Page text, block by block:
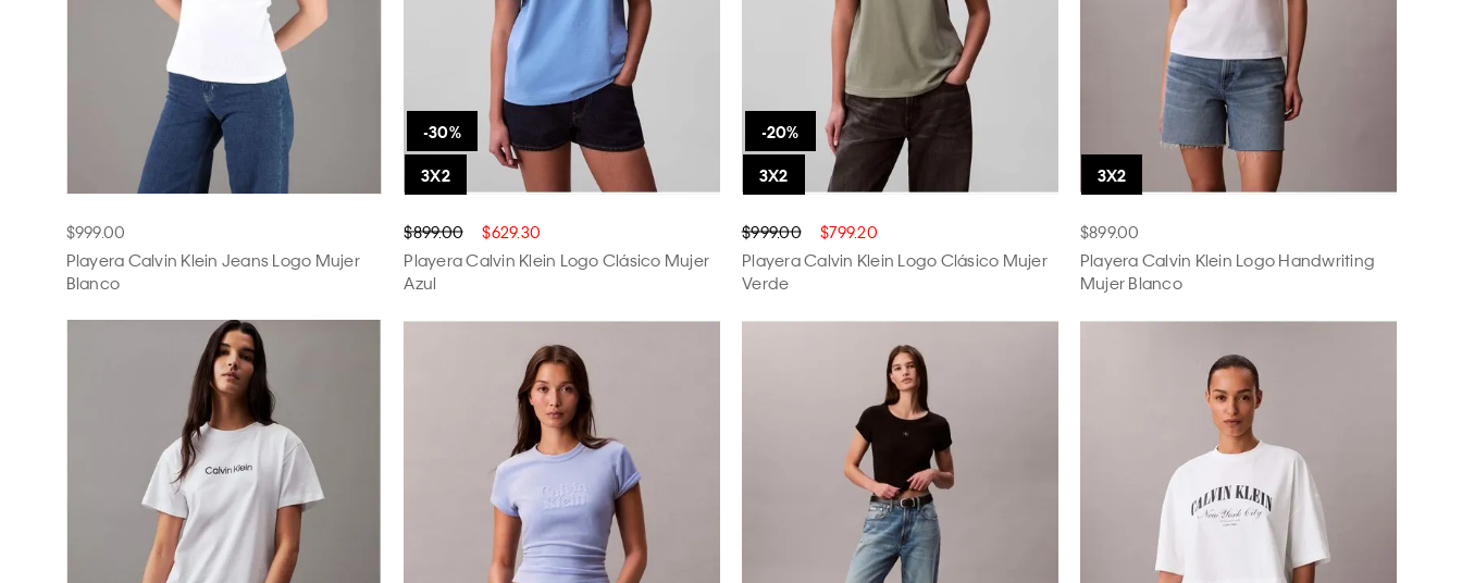
$999.00
Playera Calvin Klein Jeans Logo Mujer
Blanco
$899.00 $629.30
Playera Calvin Klein Logo Clásico Mujer
Azul
$999.00 $799.20
Playera Calvin Klein Logo Clásico Mujer
Verde
$899.00
Playera Calvin Klein Logo Handwriting
Mujer Blanco